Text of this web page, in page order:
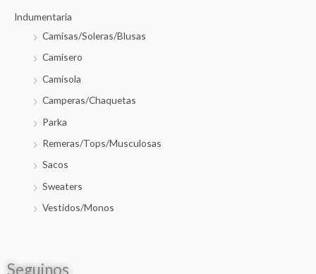
Indumentaria
Camisas/Soleras/Blusas
Camisero
Camisola
Camperas/Chaquetas
Parka
Remeras/Tops/Musculosas
Sacos
Sweaters
Vestidos/Monos
Seguinos